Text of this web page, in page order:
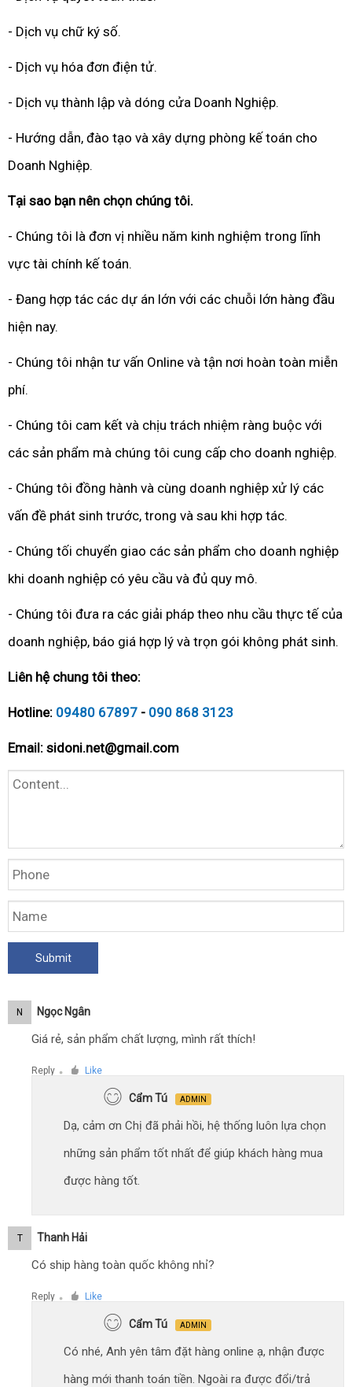
- Dịch vụ chữ ký số.
- Dịch vụ hóa đơn điện tử.
- Dịch vụ thành lập và dóng cửa Doanh Nghiệp.
- Hướng dẫn, đào tạo và xây dựng phòng kế toán cho
Doanh Nghiệp.
Tại sao bạn nên chọn chúng tôi.
- Chúng tôi là đơn vị nhiều năm kinh nghiệm trong lĩnh
vực tài chính kế toán.
- Đang hợp tác các dự án lớn với các chuỗi lớn hàng đầu
hiện nay.
- Chúng tôi nhận tư vấn Online và tận nơi hoàn toàn miễn
phí.
- Chúng tôi cam kết và chịu trách nhiệm ràng buộc với
các sản phẩm mà chúng tôi cung cấp cho doanh nghiệp.
- Chúng tôi đồng hành và cùng doanh nghiệp xử lý các
vấn đề phát sinh trước, trong và sau khi hợp tác.
- Chúng tối chuyển giao các sản phẩm cho doanh nghiệp
khi doanh nghiệp có yêu cầu và đủ quy mô.
- Chúng tôi đưa ra các giải pháp theo nhu cầu thực tế của
doanh nghiệp, báo giá hợp lý và trọn gói không phát sinh.
Liên hệ chung tôi theo:
Hotline: 09480 67897 - 090 868 3123
Email: sidoni.net@gmail.com
N Ngọc Ngân
Giá rẻ, sản phẩm chất lượng, mình rất thích!
Reply ● Like
Cẩm Tú ADMIN
Dạ, cảm ơn Chị đã phải hồi, hệ thống luôn lựa chọn
những sản phẩm tốt nhất để giúp khách hàng mua
được hàng tốt.
T Thanh Hải
Có ship hàng toàn quốc không nhỉ?
Reply ● Like
Cẩm Tú ADMIN
Có nhé, Anh yên tâm đặt hàng online ạ, nhận được
hàng mới thanh toán tiền. Ngoài ra được đổi/trả